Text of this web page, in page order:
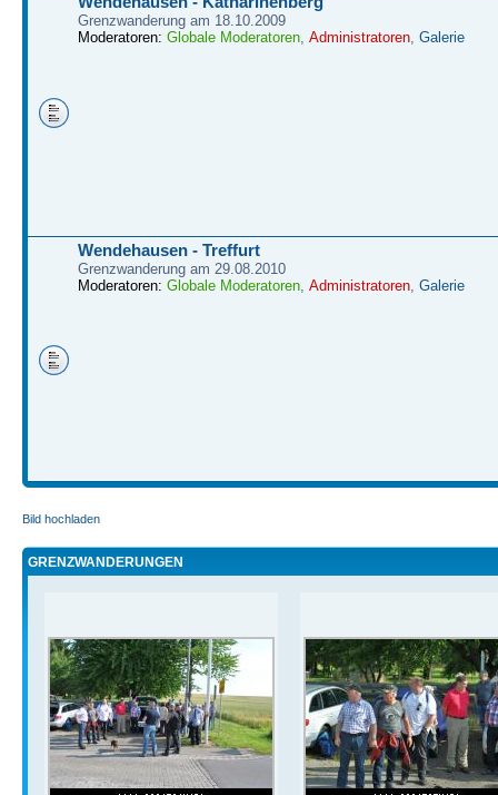
Grenzwanderung am 18.10.2009
Moderatoren: Globale Moderatoren, Administratoren, Galerie
Wendehausen - Treffurt
Grenzwanderung am 29.08.2010
Moderatoren: Globale Moderatoren, Administratoren, Galerie
Bild hochladen
GRENZWANDERUNGEN